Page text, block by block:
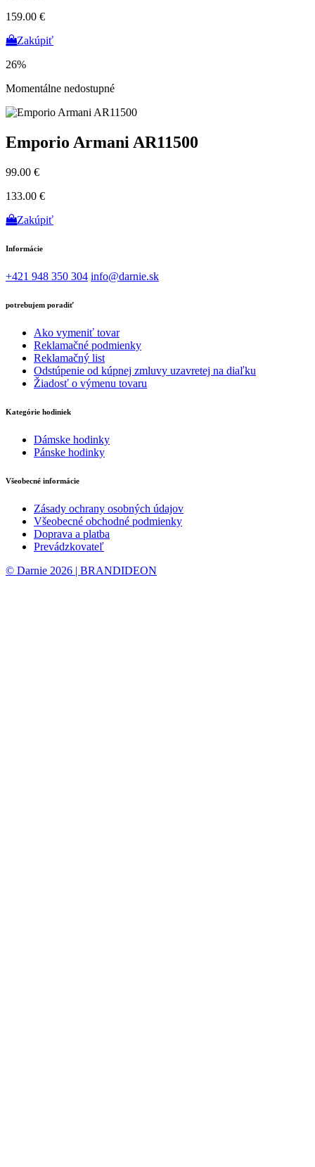
159.00 €
Zakúpiť
26%
Momentálne nedostupné
Emporio Armani AR11500
99.00 €
133.00 €
Zakúpiť
Informácie
+421 948 350 304 info@darnie.sk
potrebujem poradiť
Ako vymeniť tovar
Reklamačné podmienky
Reklamačný list
Odstúpenie od kúpnej zmluvy uzavretej na diaľku
Žiadosť o výmenu tovaru
Kategórie hodiniek
Dámske hodinky
Pánske hodinky
Všeobecné informácie
Zásady ochrany osobných údajov
Všeobecné obchodné podmienky
Doprava a platba
Prevádzkovateľ
© Darnie 2026 | BRANDIDEON